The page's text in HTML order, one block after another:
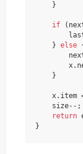
    }
if
    }
else
    }
x.item
    size--;
return